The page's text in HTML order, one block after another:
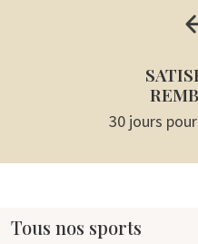
30 jours
Tous nos sports